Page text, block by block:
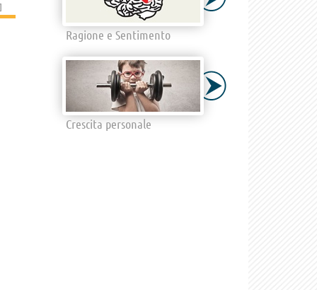
]
Ragione e Sentimento
Crescita personale